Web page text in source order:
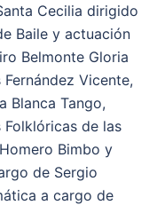
Cecilia dirigido
Baile y actuación
Belmonte Gloria
Vicente,
Blanca Tango,
Folklóricas de las
Bimbo y
de Sergio
a cargo de